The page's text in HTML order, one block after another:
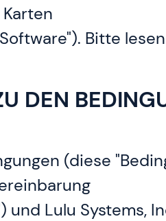
Bitte
DEN
(diese
und Lulu Systems,